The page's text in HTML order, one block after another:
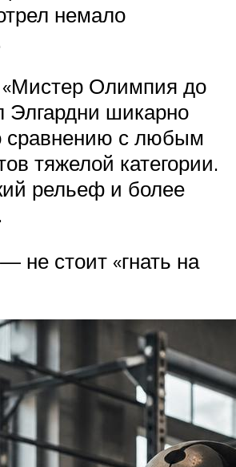
немало
«Мистер Олимпия до
Элгардни шикарно
сравнению с любым
тяжелой категории.
рельеф и более
не стоит «гнать на